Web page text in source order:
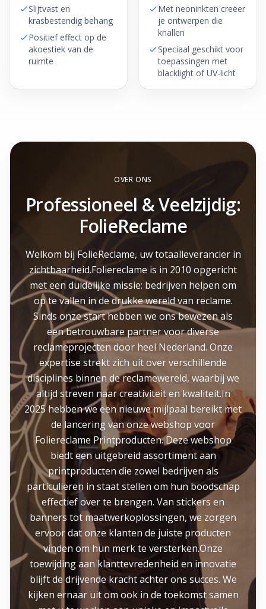
Slijtvast en
krasbestendig behang
Positief effect op de
akoestiek van de
ruimte
Met neoninkten creëer
je ontwerpen die
knallen
Speciaal geschikt voor
toepassingen met
blacklight of UV-licht
OVER ONS
Professioneel & Veelzijdig:
FolieReclame
Welkom bij FolieReclame, uw totaalleverancier in
zichtbaarheid.Foliereclame is in 2010 opgericht
met een duidelijke missie: bedrijven helpen om
op te vallen in de drukke wereld van reclame.
Sinds onze start hebben we ons bewezen als
een betrouwbare partner voor diverse
reclameprojecten door heel Nederland. Onze
expertise strekt zich uit over verschillende
disciplines binnen de reclamewereld, waarbij we
altijd streven naar creativiteit en kwaliteit.In
2025 hebben we een nieuwe mijlpaal bereikt met
de lancering van onze webshop voor
Foliereclame Printproducten. Deze webshop
biedt een uitgebreid assortiment aan
printproducten die zowel bedrijven als
particulieren in staat stellen om hun boodschap
effectief over te brengen. Van stickers en
banners tot maatwerkoplossingen, we zorgen
ervoor dat onze klanten de juiste producten
vinden om hun merk te versterken.Onze
toewijding aan klanttevredenheid en innovatie
blijft de drijvende kracht achter ons succes. We
kijken ernaar uit om ook in de toekomst samen